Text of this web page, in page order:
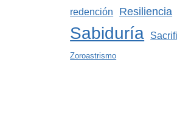
redención Resiliencia
Sabiduría
Zoroastrismo